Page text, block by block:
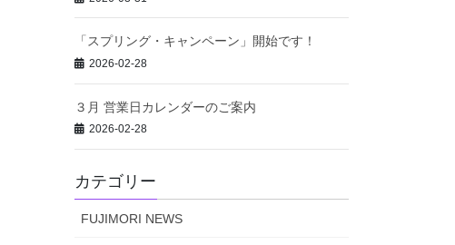
「スプリング・キャンペーン」開始です！
2026-02-28
３月 営業日カレンダーのご案内
2026-02-28
カテゴリー
FUJIMORI NEWS